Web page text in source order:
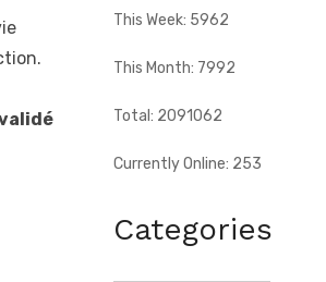
This Week: 5962
This Month: 7992
Total: 2091062
Currently Online: 253
Categories